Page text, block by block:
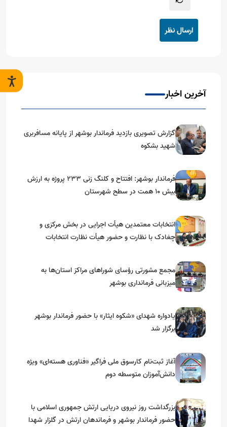
ارسال نظر
آخرین اخبار
گزارش تصویری بازدید فرماندار بوشهر از پایانه مسافربری
شهید بشکوه
فرماندار بوشهر: افتتاح و کلنگ زنی ۲۳۳ پروژه به ارزش
بیش ۱۰ همت در سطح شهرستان
انتخابات معتمدین هیأت اجرایی در بخش مرکزی و
چغادک با نظارت و حضور هیأت نظارت انتخابات
مجمع مشورتی رؤسای شوراهای مراکز استان‌ها به
میزبانی فرمانداری بوشهر
یادواره شهدای «شکوه ایثار» با حضور فرماندار بوشهر
برگزار شد
آغاز ثبت‌نام کارسوق ملی فراگیر «فناوری هسته‌ای» ویژه
دانش‌آموزان متوسطه دوم
بزرگداشت روز نیروی دریایی ارتش جمهوری اسلامی با
حضور فرماندار بوشهر و فرماندهان ارتش در گلزار شهدا